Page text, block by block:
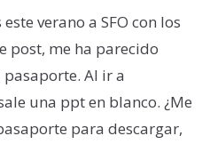
verano a SFO con los
post, me ha parecido
Al ir a
una ppt en blanco. ¿Me
para descargar,